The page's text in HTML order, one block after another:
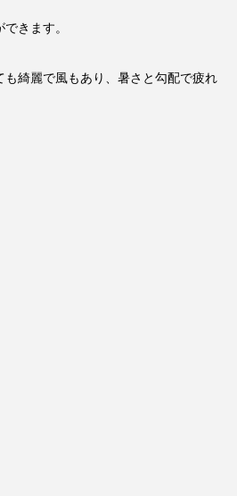
きます。
も綺麗で風もあり、暑さと勾配で疲れ